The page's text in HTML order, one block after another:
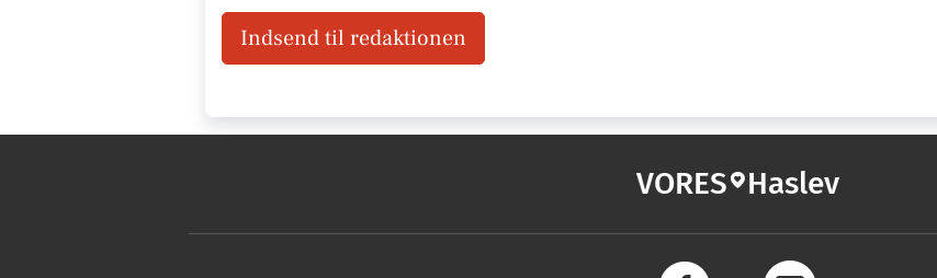
Indsend til redaktionen
VORES Haslev